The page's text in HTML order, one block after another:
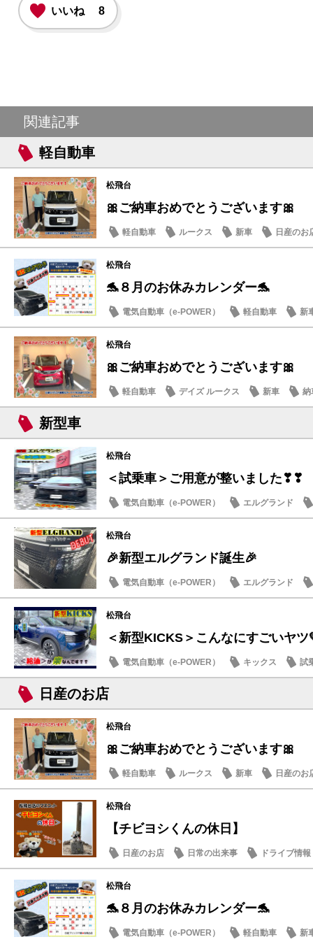
いいね 8
関連記事
軽自動車
松飛台
🎀ご納車おめでとうございます🎀
軽自動車 ルークス 新車 日産のお
松飛台
🐬８月のお休みカレンダー🐬
電気自動車（e-POWER） 軽自動車
新
日産のお店
松飛台
🎀ご納車おめでとうございます🎀
軽自動車 デイズ ルークス 新車 納
新型車
松飛台
＜試乗車＞ご用意が整いました❣❣
電気自動車（e-POWER）
エルグランド
日産のお店
松飛台
🎉新型エルグランド誕生🎉
電気自動車（e-POWER）
エルグランド
日産のお店
松飛台
＜新型KICKS＞こんなにすごいヤツ
電気自動車（e-POWER） キックス
試
日産のお店
日産のお店
松飛台
🎀ご納車おめでとうございます🎀
軽自動車 ルークス 新車 日産のお
松飛台
【チビヨシくんの休日】
日産のお店 日常の出来事 ドライブ情報
松飛台
🐬８月のお休みカレンダー🐬
電気自動車（e-POWER） 軽自動車
新